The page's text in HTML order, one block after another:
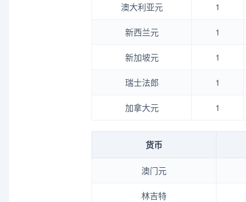
澳大利亚元 1
新西兰元 1
新加坡元 1
瑞士法郎 1
加拿大元 1
货币
澳门元
林吉特